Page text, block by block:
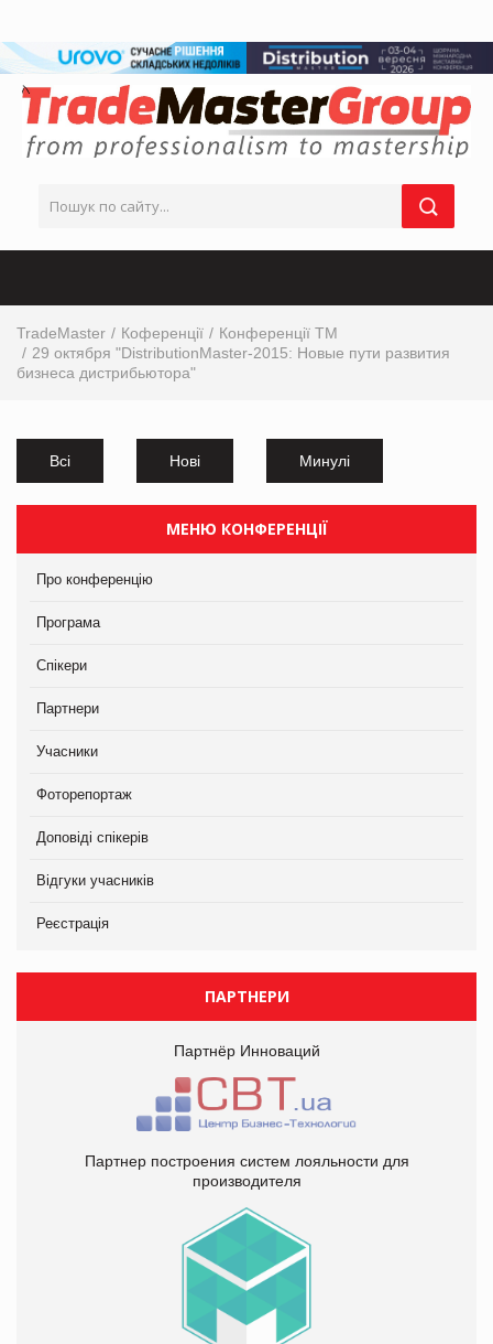
TradeMaster Коференції
Конференції ТМ
29 октября "DistributionMaster-2015: Новые пути развития
бизнеса дистрибьютора"
Всі Нові Минулі
МЕНЮ КОНФЕРЕНЦІЇ
Про конференцію
Програма
Спікери
Партнери
Учасники
Фоторепортаж
Доповіді спікерів
Відгуки учасників
Реєстрація
ПАРТНЕРИ
Партнёр Инноваций
Партнер построения систем лояльности для
производителя